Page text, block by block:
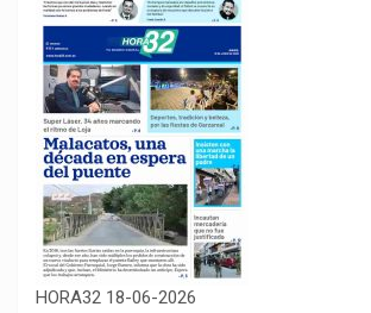
HORA32 18-06-2026